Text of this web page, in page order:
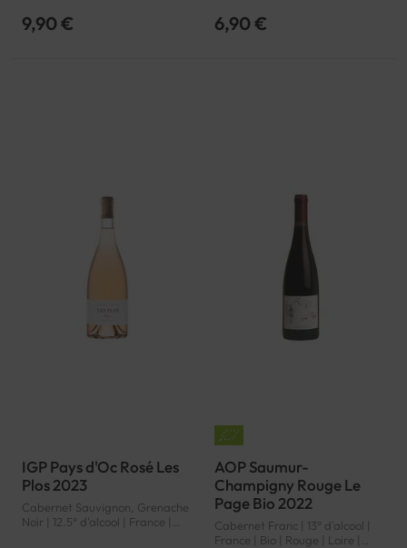
9,90 € 6,90 €
IGP Pays d'Oc Rosé Les
Plos 2023
Cabernet Sauvignon, Grenache
Noir | 12.5° d'alcool | France |
AOP Saumur-
Champigny Rouge Le
Page Bio 2022
Cabernet Franc | 13° d'alcool |
France | Bio | Rouge | Loire |